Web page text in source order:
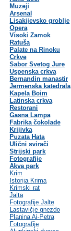
Muzeji
Arsenal
Lisakijevsko groblje
Opera
Visoki Zamok
Ratuša
Palate na Rinoku
Crkve
Sabor Svetog Jure
Uspenska crkva
Bernandin manastir
Jermenska katedrala
Kapela Boim
Latinska crkva
Restorani
Gasna Lampa
Fabrika čokolade
Krijivka
Puzata Hata
Ulični svirači
Strijski park
Fotografije
Akva park
Krim
Istorija Krima
Krimski rat
Jalta
Fotografije Jalte
Lastavičje gnezdo
Planina Ai-Petra
Fotografije